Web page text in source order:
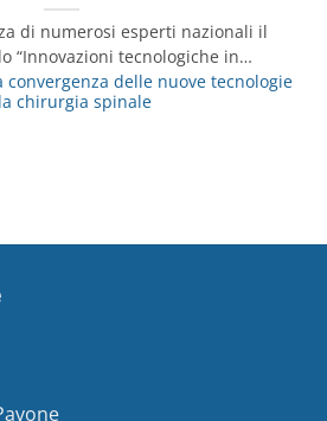
di numerosi esperti nazionali il
“Innovazioni tecnologiche in…
convergenza delle nuove tecnologie
chirurgia spinale